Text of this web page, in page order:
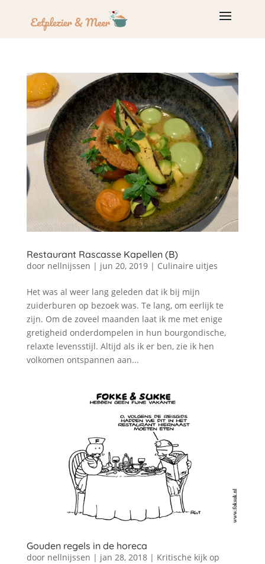
Restaurant Rascasse Kapellen (B)
door nellnijssen | jun 20, 2019| Culinaire uitjes
Het was al weer lang geleden dat ik bij mijn
zuiderburen op bezoek was. Te lang, om eerlijk te
zijn. Om de zoveel maanden laat ik me met enige
gretigheid onderdompelen in hun bourgondische,
relaxte levensstijl. Altijd als ik er ben, zie ik hen
volkomen ontspannen aan...
Gouden regels in de horeca
door nellnijssen | jan 28, 2018| Kritische kijk op